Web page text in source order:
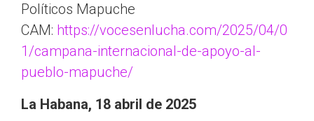
Políticos Mapuche
CAM: https://vocesenlucha.com/2025/04/0
1/campana-internacional-de-apoyo-al-
pueblo-mapuche/
La Habana, 18 abril de 2025